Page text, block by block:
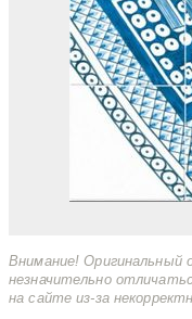
Внимание!
незначительно
на сайте из-за